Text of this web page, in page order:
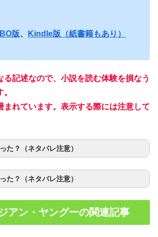
版、 Kindle版（紙書籍もあり）
記述なので、小説を読む体験を損なう
まれています。表示する際には注意して
た？（ネタバレ注意）
た？（ネタバレ注意）
アン・ヤングーの関連記事